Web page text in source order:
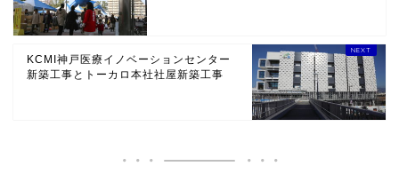
KCMI神戸医療イノベーションセンター
新築工事とトーカロ本社社屋新築工事